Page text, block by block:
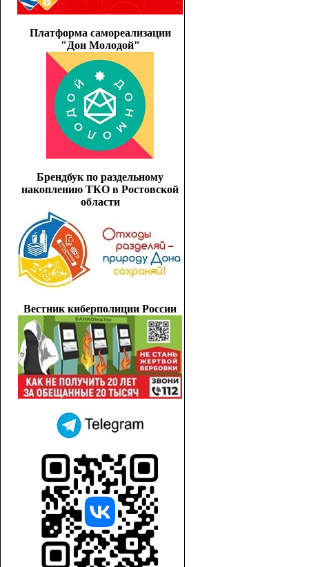
Платформа самореализации
"Дон Молодой"
Брендбук по раздельному
накоплению ТКО в Ростовской
области
Вестник киберполиции России